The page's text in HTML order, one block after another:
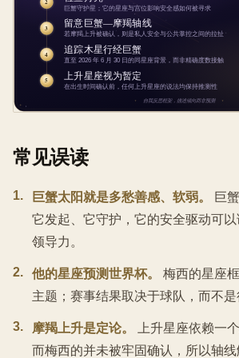
常见误读
1. 巨蟹太阳就是多愁善感、软弱。
巨
它发起、它守护，它的安全驱动可
领导力。
2. 他的星座预测世界杯。
梅西的星座
主题；赛事结果取决于球队，而不是
3. 摩羯上升是定论。
上升星座依赖一
而梅西的并未被牢固确认，所以轴线